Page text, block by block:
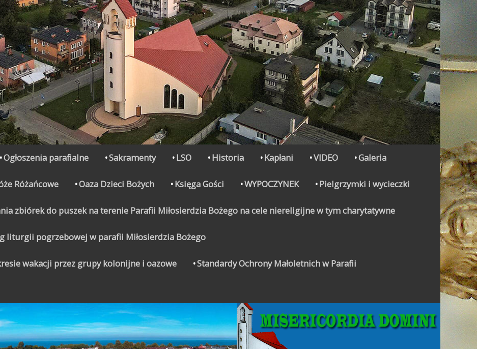
Ogłoszenia parafialne Sakramenty LSO Historia Kapłani VIDEO Galeria
Różańcowe Oaza Dzieci Bożych Księga Gości WYPOCZYNEK Pielgrzymki i wycieczki
zbiórek do puszek na terenie Parafii Miłosierdzia Bożego na cele niereligijne w tym charytatywne
liturgii pogrzebowej w parafii Miłosierdzia Bożego
wakacji przez grupy kolonijne i oazowe Standardy Ochrony Małoletnich w Parafii
Gazetka Parafialna